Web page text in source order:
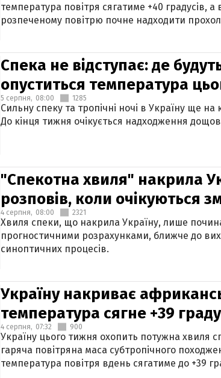
температура повітря сягатиме +40 градусів,
розпеченому повітрю почне надходити
Спека не відступає: де
опуститься температура
5 серпня, 08:00 1285
Сильну спеку та тропічні ночі в Україну ще
До кінця тижня очікується надходження
"Спекотна хвиля" накрила
розповів, коли очікуються
4 серпня, 08:00 2321
Хвиля спеки, що накрила Україну, лише
прогностичними розрахунками, ближче до
синоптичних процесів.
Україну накриває
температура сягне +39
4 серпня, 07:32 900
Україну цього тижня охопить потужна хвиля
гаряча повітряна маса субтропічного
температура повітря вдень сягатиме до +39